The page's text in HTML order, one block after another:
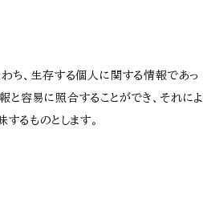
ち、生存する個人に関する情報であっ
容易に照合することができ、それによ
るものとします。